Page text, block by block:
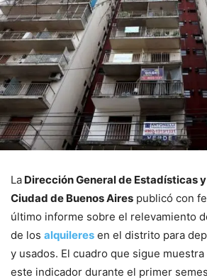
La Dirección General de Estadísticas
Ciudad de Buenos Aires publicó con
último informe sobre el relevamiento
de los alquileres en el distrito para
y usados. El cuadro que sigue
este indicador durante el primer